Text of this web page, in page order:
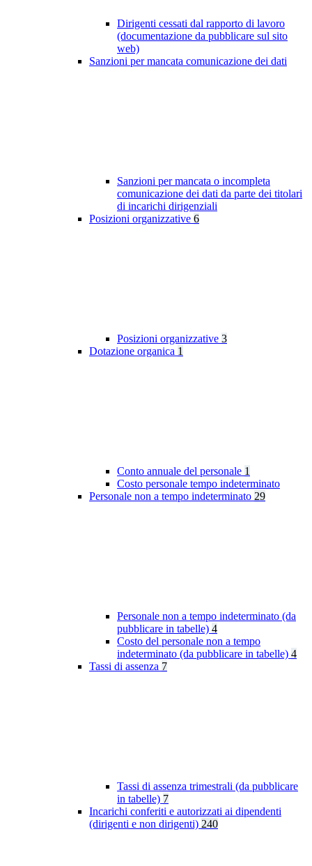
Dirigenti cessati dal rapporto di lavoro
(documentazione da pubblicare sul sito
web)
Sanzioni per mancata comunicazione dei dati
Sanzioni per mancata o incompleta
comunicazione dei dati da parte dei titolari
di incarichi dirigenziali
Posizioni organizzative 6
Posizioni organizzative 3
Dotazione organica 1
Conto annuale del personale 1
Costo personale tempo indeterminato
Personale non a tempo indeterminato 29
Personale non a tempo indeterminato (da
pubblicare in tabelle) 4
Costo del personale non a tempo
indeterminato (da pubblicare in tabelle) 4
Tassi di assenza 7
Tassi di assenza trimestrali (da pubblicare
in tabelle) 7
Incarichi conferiti e autorizzati ai dipendenti
(dirigenti e non dirigenti) 240